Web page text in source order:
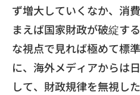
ず増大していくなか、 消
まえば国家財政が破綻す
な視点で見れば極めて標
に、 海外メディアからは
して、 財政規律を無視し